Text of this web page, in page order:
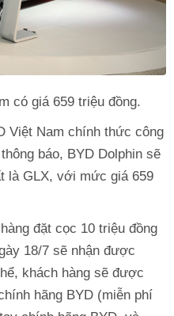
có giá 659 triệu đồng.
Việt Nam chính thức công
báo, BYD Dolphin sẽ
là GLX, với mức giá 659
đặt cọc 10 triệu đồng
18/7 sẽ nhận được
khách hàng sẽ được
hãng BYD (miễn phí